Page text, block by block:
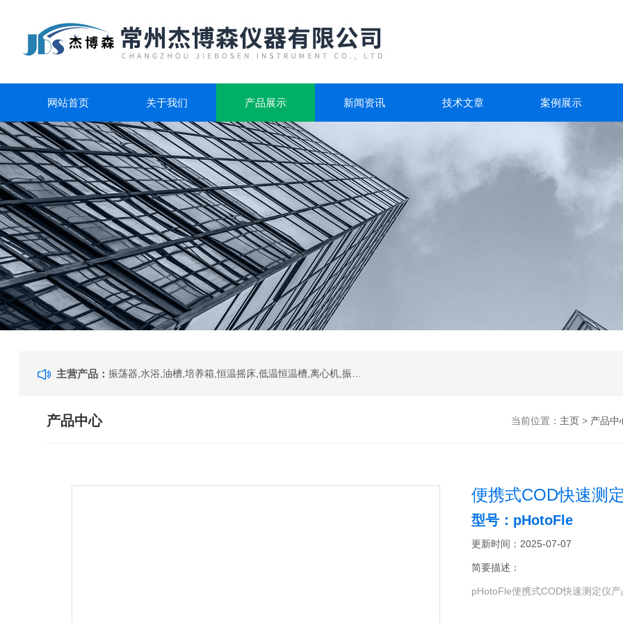
网站首页 关于我们 产品展示 新闻资讯 技术文章 案例展示
主营产品：
产品中心 当前位置： 主页> 产品中
便携式COD快速测
型号：pHotoFle
更新时间：2025-07-07
简要描述：
pHotoFle便携式COD快速测定仪